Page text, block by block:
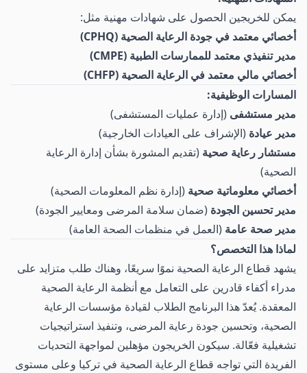
يمكن للخريجين الحصول على شهادات مهنية مثل:
أخصائي معتمد في جودة الرعاية الصحية (CPHQ)
مدير تنفيذي معتمد للممارسات الطبية (CMPE)
أخصائي مالي معتمد في الرعاية الصحية (CHFP)
المسارات الوظيفية:
مدير مستشفى (إدارة عمليات المستشفى)
مدير عيادة (الإشراف على العيادات الخارجية)
مستشار رعاية صحية (تقديم المشورة بشأن إدارة الرعاية
الصحية)
أخصائي معلوماتية صحية (إدارة نظم المعلومات الصحية)
مدير تحسين الجودة (ضمان سلامة المرضى ومعايير الجودة)
مدير صحة عامة (العمل في منظمات الصحة العامة)
لماذا هذا التخصص؟
يشهد قطاع الرعاية الصحية نموًا سريعًا، وهناك طلب متزايد على
مدراء أكفاء قادرين على التعامل مع أنظمة الرعاية الصحية
المعقدة. يُعدّ هذا البرنامج الطلاب لقيادة مؤسسات الرعاية
الصحية، وتحسين جودة رعاية المرضى، وتنفيذ استراتيجيات
تشغيلية فعّالة. سيكون الخريجون مؤهلين لمواجهة التحديات
الفريدة التي تواجه قطاع الرعاية الصحية في تركيا وعلى مستوى